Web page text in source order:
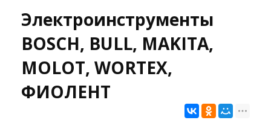
Электроинструменты
BOSCH, BULL, MAKITA,
MOLOT, WORTEX,
ФИОЛЕНТ